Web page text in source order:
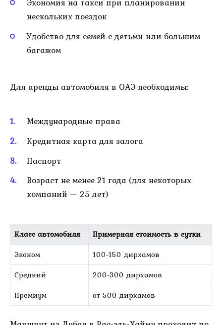
Экономия на такси при планировании
нескольких поездок
Удобство для семей с детьми или большим
багажом
Для аренды автомобиля в ОАЭ необходимы:
Международные права
Кредитная карта для залога
Паспорт
Возраст не менее 21 года (для некоторых
компаний — 25 лет)
Класс автомобиля
Примерная стоимость в сутки
Эконом
100-150 дирхамов
Средний
200-300 дирхамов
Премиум
от 500 дирхамов